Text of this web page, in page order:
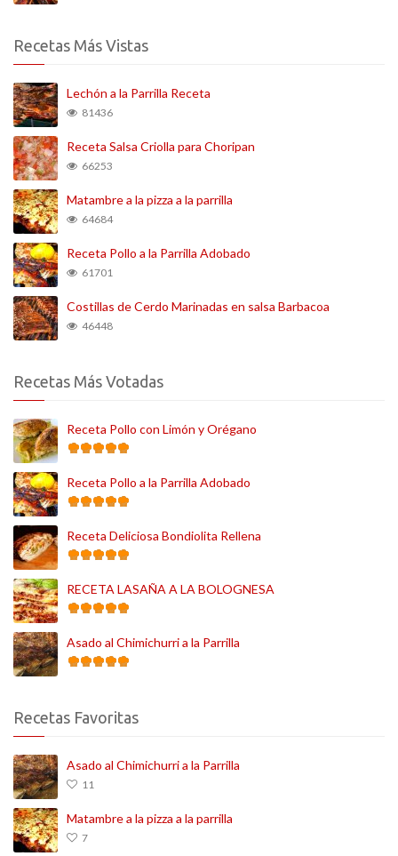
Recetas Más Vistas
Lechón a la Parrilla Receta
81436
Receta Salsa Criolla para Choripan
66253
Matambre a la pizza a la parrilla
64684
Receta Pollo a la Parrilla Adobado
61701
Costillas de Cerdo Marinadas en salsa Barbacoa
46448
Recetas Más Votadas
Receta Pollo con Limón y Orégano
Receta Pollo a la Parrilla Adobado
Receta Deliciosa Bondiolita Rellena
RECETA LASAÑA A LA BOLOGNESA
Asado al Chimichurri a la Parrilla
Recetas Favoritas
Asado al Chimichurri a la Parrilla
11
Matambre a la pizza a la parrilla
7